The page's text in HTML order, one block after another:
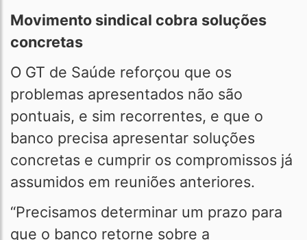
Movimento sindical cobra soluções
concretas
O GT de Saúde reforçou que os
problemas apresentados não são
pontuais, e sim recorrentes, e que o
banco precisa apresentar soluções
concretas e cumprir os compromissos já
assumidos em reuniões anteriores.
“Precisamos determinar um prazo para
que o banco retorne sobre a